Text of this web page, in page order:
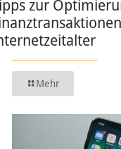
zur
Mehr